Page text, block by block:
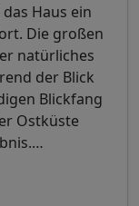
Haus ein
Die großen
natürliches
der Blick
Blickfang
Ostküste
…